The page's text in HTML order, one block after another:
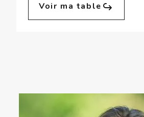
Voir ma table